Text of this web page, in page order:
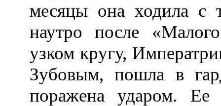
месяцы она ходила с
наутро после
узком кругу,
Зубовым, пошла в
поражена ударом.